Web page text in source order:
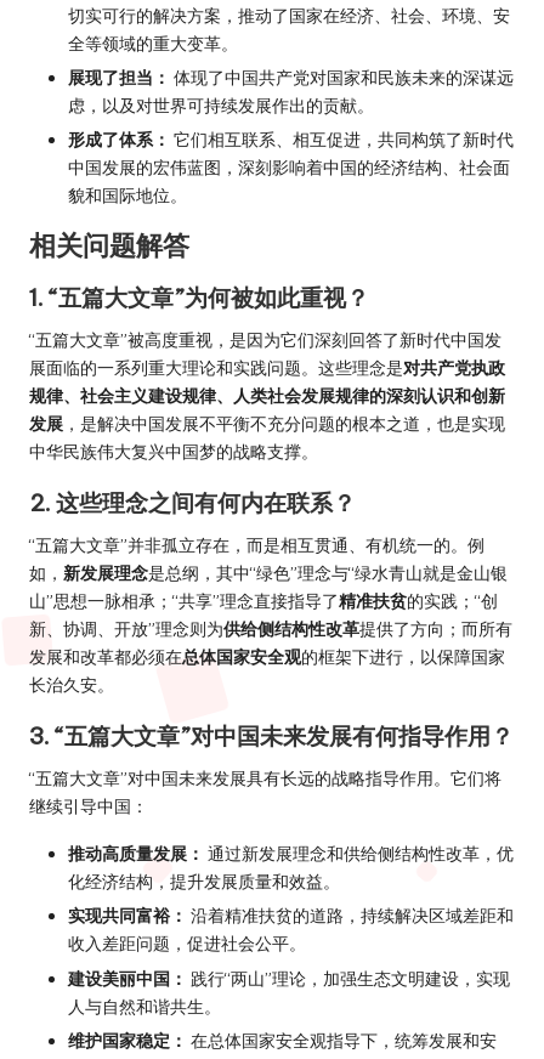
切实可行的解决方案，推动了国家在经济、社会、环境、安
全等领域的重大变革。
展现了担当： 体现了中国共产党对国家和民族未来的深谋远
虑，以及对世界可持续发展作出的贡献。
形成了体系： 它们相互联系、相互促进，共同构筑了新时代
中国发展的宏伟蓝图，深刻影响着中国的经济结构、社会面
貌和国际地位。
相关问题解答
1. “五篇大文章”为何被如此重视？
“五篇大文章”被高度重视，是因为它们深刻回答了新时代中国发
展面临的一系列重大理论和实践问题。这些理念是对共产党执政
规律、社会主义建设规律、人类社会发展规律的深刻认识和创新
发展 ，是解决中国发展不平衡不充分问题的根本之道，也是实现
中华民族伟大复兴中国梦的战略支撑。
2. 这些理念之间有何内在联系？
“五篇大文章”并非孤立存在，而是相互贯通、有机统一的。例
如， 新发展理念是总纲，其中“绿色”理念与“绿水青山就是金山银
山”思想一脉相承；“共享”理念直接指导了精准扶贫的实践；“创
新、协调、开放”理念则为供给侧结构性改革提供了方向；而所有
发展和改革都必须在总体国家安全观的框架下进行，以保障国家
长治久安。
3. “五篇大文章”对中国未来发展有何指导作用？
“五篇大文章”对中国未来发展具有长远的战略指导作用。它们将
继续引导中国：
推动高质量发展： 通过新发展理念和供给侧结构性改革，优
化经济结构，提升发展质量和效益。
实现共同富裕： 沿着精准扶贫的道路，持续解决区域差距和
收入差距问题，促进社会公平。
建设美丽中国： 践行“两山”理论，加强生态文明建设，实现
人与自然和谐共生。
维护国家稳定： 在总体国家安全观指导下，统筹发展和安